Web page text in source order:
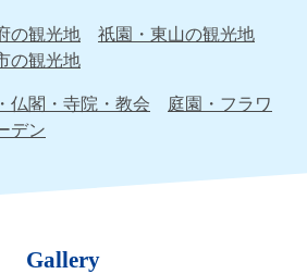
の観光地
祇園・東山の観光地
の観光地
仏閣・寺院・教会
庭園・フラワ
デン
Gallery